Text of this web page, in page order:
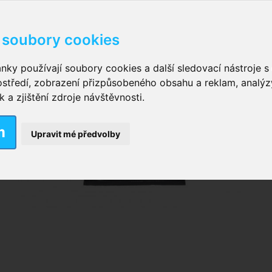
cookies
používají soubory cookies a další sledovací nástroje s
zobrazení přizpůsobeného obsahu a reklam,
a zjištění zdroje návštěvnosti.
Upravit mé předvolby
kalhotky zalepovací ,Inkontinenční kalhotky
vložky pro muže
plavky,Dámské inkontinenční plavky